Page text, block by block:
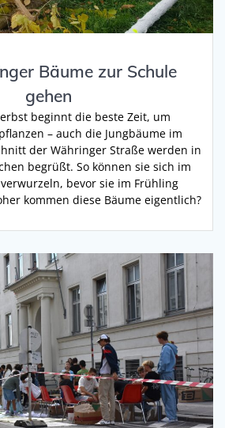
Bäume zur Schule
gehen
beginnt die beste Zeit, um
– auch die Jungbäume im
der Währinger Straße werden in
begrüßt. So können sie sich im
bevor sie im Frühling
kommen diese Bäume eigentlich?